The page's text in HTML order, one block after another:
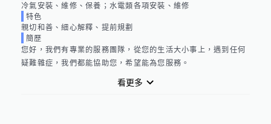
冷氣安裝、維修、保養；水電類各項安裝、維修
特色
親切和善、細心解釋、提前規劃
簡歷
您好，我們有專業的服務團隊，從您的生活大小事上，遇到任何
疑難雜症，我們都能協助您，希望能為您服務。
看更多